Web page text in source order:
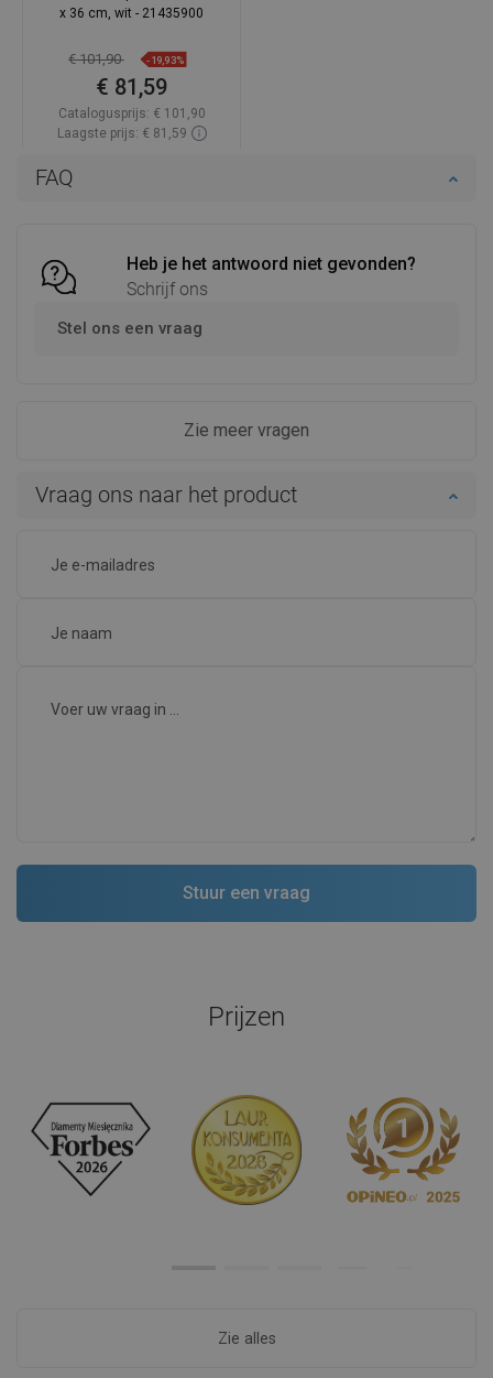
FAQ
Heb je het antwoord niet gevonden?
Schrijf ons
Stel ons een vraag
Zie meer vragen
Vraag ons naar het product
x 36 cm, wit - 21435900
€ 101,90 -19,93%
€ 81,59
Catalogusprijs: € 101,90
Laagste prijs: € 81,59
Prijzen
Zie alles